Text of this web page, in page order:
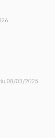
08/03/2025